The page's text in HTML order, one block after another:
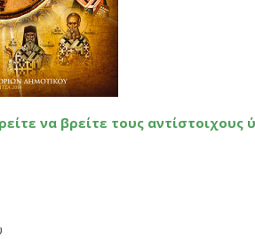
να βρείτε τους αντίστοιχους